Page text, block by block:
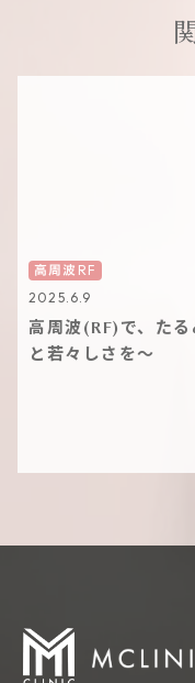
高周波RF
2025.6.9
高周波(RF)で、た
と若々しさを～